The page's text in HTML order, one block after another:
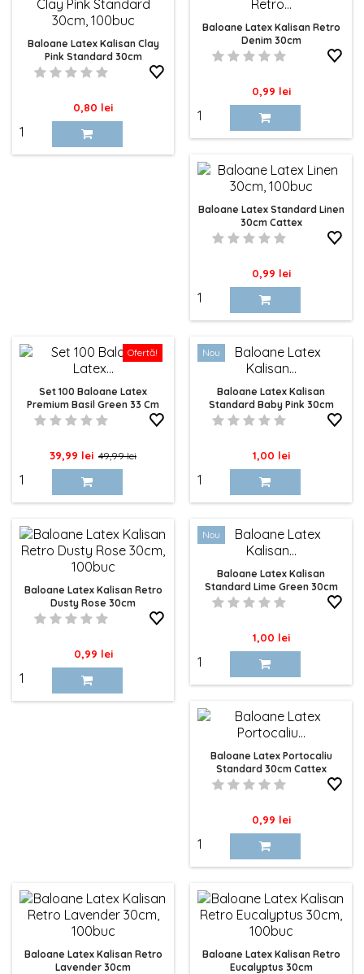
Baloane Latex Kalisan Clay
Pink Standard 30cm
Pret
0,80 lei
Baloane Latex Kalisan Retro
Denim 30cm
Pret
0,99 lei
Baloane Latex Standard Linen
30cm Cattex
Pret
0,99 lei
Ofertă!
Set 100 Baloane Latex
Premium Basil Green 33 Cm
Cattex
Pret
39,99 lei Pret
baza
49,99 lei
Nou
Baloane Latex Kalisan
Standard Baby Pink 30cm
Pret
1,00 lei
Baloane Latex Kalisan Retro
Dusty Rose 30cm
Pret
0,99 lei
Nou
Baloane Latex Kalisan
Standard Lime Green 30cm
Pret
1,00 lei
Baloane Latex Portocaliu
Standard 30cm Cattex
Pret
0,99 lei
Baloane Latex Kalisan Retro
Lavender 30cm
Baloane Latex Kalisan Retro
Eucalyptus 30cm